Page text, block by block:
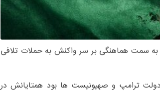
به سمت هماهنگی بر سر واکنش به حملات تلافی
ترامپ و صهیونیست ها بود همتایانش در